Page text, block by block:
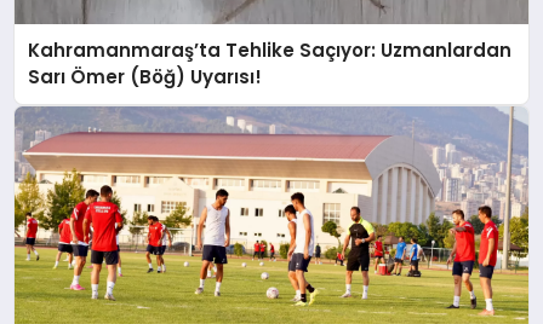
Kahramanmaraş’ta Tehlike Saçıyor: Uzmanlardan
Sarı Ömer (Böğ) Uyarısı!